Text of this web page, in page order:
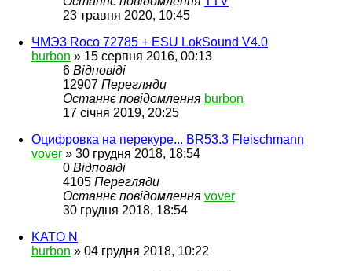
23 травня 2020, 10:45
ЧМЭ3 Roco 72785 + ESU LokSound V4.0
burbon » 15 серпня 2016, 00:13
6 Відповіді
12907 Перегляди
Останнє повідомлення burbon
17 січня 2019, 20:25
Оцифровка на перекуре... BR53.3 Fleischmann
vover » 30 грудня 2018, 18:54
0 Відповіді
4105 Перегляди
Останнє повідомлення vover
30 грудня 2018, 18:54
KATO N
burbon » 04 грудня 2018, 10:22